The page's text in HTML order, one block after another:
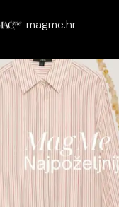
magme.hr